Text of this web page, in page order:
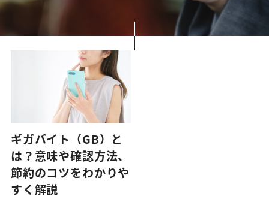
ギガバイト（GB）と
は？意味や確認方法、
節約のコツをわかりや
すく解説